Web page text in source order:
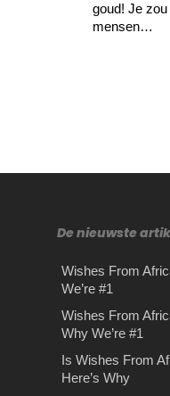
goud! Je
mensen…
Amsterdam
Het
passende
Het kiezen
Het kiezen
Hoe een
kan
van je
Tips en
stressvrij
De nieuwste
Wishes From
We’re #1
Wishes From
Why We’re #1
Is Wishes From
Here’s Why